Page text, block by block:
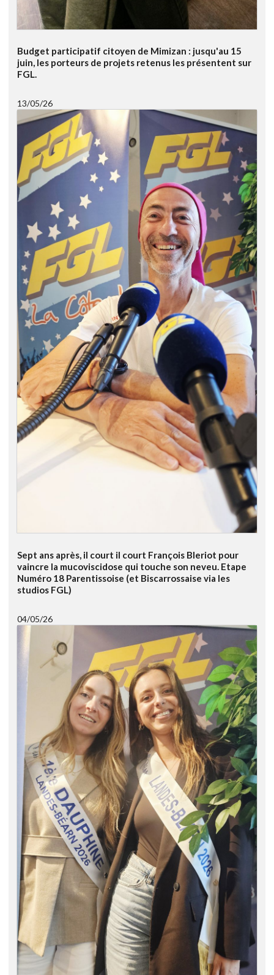
Budget participatif citoyen de Mimizan : jusqu'au 15
juin, les porteurs de projets retenus les présentent sur
FGL.
13/05/26
Sept ans après, il court il court François Bleriot pour
vaincre la mucoviscidose qui touche son neveu. Etape
Numéro 18 Parentissoise (et Biscarrossaise via les
studios FGL)
04/05/26